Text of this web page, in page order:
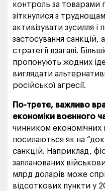
контроль за товарами
зіткнулися з
активізувати зусилля
застосування санкцій,
стратегії взагалі.
пропонують жодних
виглядати
російської агресії.
По-третє, важливо
економіки воєнного
чинником економічних
посилаються як на
санкцій. Наприклад,
запланованих
млрд доларів може
відсоткових пункти у